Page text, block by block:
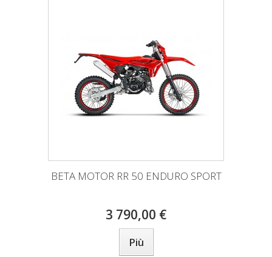
BETA MOTOR RR 50 ENDURO SPORT
3 790,00 €
Più